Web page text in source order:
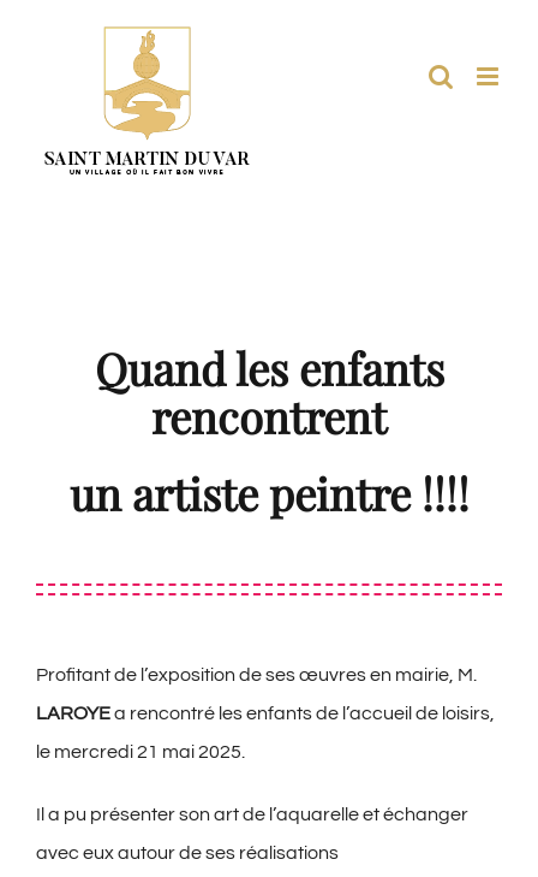
Quand les enfants
rencontrent
un artiste peintre !!!!
Profitant de l’exposition de ses œuvres en mairie, M.
LAROYEa rencontré les enfants de l’accueil de loisirs,
le mercredi 21 mai 2025.
Il a pu présenter son art de l’aquarelle et échanger
avec eux autour de ses réalisations